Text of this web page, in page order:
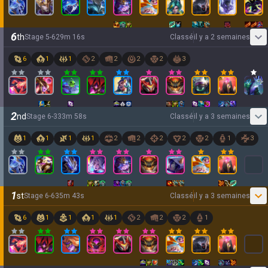
6thStage 5-629m 16s Classéil y a 2 semaines
6 1 1 2 2 2 2 3
2ndStage 6-333m 58s Classéil y a 3 semaines
1 1 1 1 2 2 2 2 2 1 3
1stStage 6-635m 43s Classéil y a 3 semaines
6 1 1 1 1 2 2 2 1